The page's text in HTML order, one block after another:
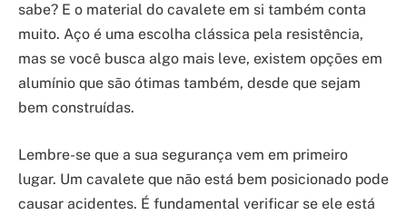
sabe? E o material do cavalete em si também conta
muito. Aço é uma escolha clássica pela resistência,
mas se você busca algo mais leve, existem opções em
alumínio que são ótimas também, desde que sejam
bem construídas.
Lembre-se que a sua segurança vem em primeiro
lugar. Um cavalete que não está bem posicionado pode
causar acidentes. É fundamental verificar se ele está